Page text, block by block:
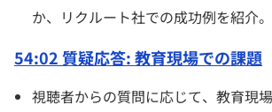
か、リクルート社での成功例を紹介。
54:02 質疑応答: 教育現場での課題
視聴者からの質問に応じて、教育現